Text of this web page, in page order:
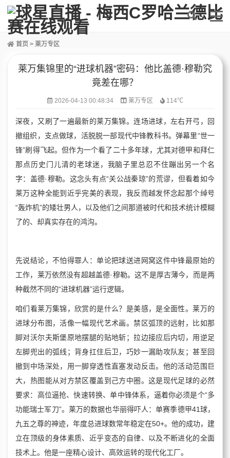
首页 > 莱万专区
莱万集锦里的“进球机器”密码：他比盖德·穆勒究
竟差在哪？
2026-04-13 00:48:34 莱万专区 114℃
深夜，又刷了一遍最新的莱万集锦。连场进球，左右开弓，回
撤组织，支点做球，活脱脱一部现代中锋教科书。弹幕里“世一
锋”刷得飞起。但作为一个看了二十多年球，尤其对德甲和拜仁
那点历史门儿清的老球迷，我脑子里总忍不住蹦出另一个名
字：盖德·穆勒。这念头有点“关公战秦琼”的荒谬，但看着如今
莱万这种全能到近乎完美的表现，我反而越发怀念起那个绰号
“轰炸机”的矮壮男人，以及他们之间那道被时代和技术统计模糊
了的、却真实存在的鸿沟。
先说结论，不怕得罪人：单论把球送进网窝这件中锋最原始的
工作，莱万依然没有超越盖德·穆勒。这不是厚古薄今，而是两
种截然不同的“进球机器”运行逻辑。
咱们看莱万集锦，欣赏的是什么？是美感，是全面性。莱万的
进球分布图，活像一幅现代艺术画。禁区弧顶的远射，比如那
脚对沃尔夫斯堡原地摆腿的贴地斩；拉边接应后内切，用逆足
左脚兜出的弧线；背身扛住后卫，巧妙一漏助攻队友；甚至回
撤到中场深处，用一脚穿透性直塞发动反击。他的活动范围巨
大，热图能从对方禁区覆盖到己方中圈。这是现代足球的必然
要求：高位逼抢、快速转换、单中锋体系，逼着你必须是个“多
功能瑞士军刀”。莱万的数据也华丽得吓人：单赛季德甲41球，
九五之尊的神迹，年度总进球数常年稳定在50+。他的成功，建
立在顶级的身体素质、近乎变态的自律、以及不断进化的全面
技术上。他是一座精心设计、高效运转的现代化工厂。